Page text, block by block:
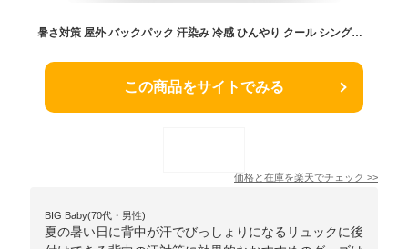
暑さ対策 屋外 バックパック 汗染み 冷感 ひんやり クール シングル [公式]ファンと冷却プレートで背中蒸れとおさらば「ひんやりュック」RSPCERSBK
この商品をサイトでみる
価格と在庫を楽天でチェック >>
BIG Baby(70代・男性)
夏の暑い日に背中が汗でびっしょりになるリュックに後